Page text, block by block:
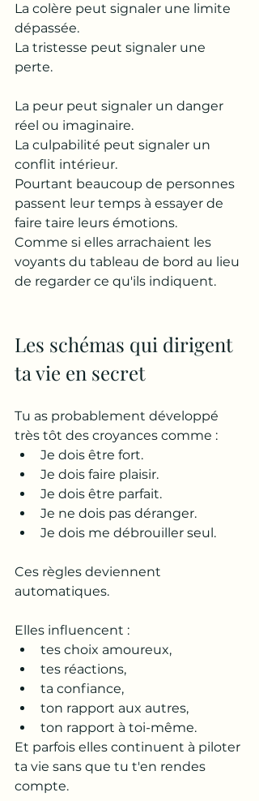
La colère peut signaler une limite
dépassée.
La tristesse peut signaler une
perte.
La peur peut signaler un danger
réel ou imaginaire.
La culpabilité peut signaler un
conflit intérieur.
Pourtant beaucoup de personnes
passent leur temps à essayer de
faire taire leurs émotions.
Comme si elles arrachaient les
voyants du tableau de bord au lieu
de regarder ce qu'ils indiquent.
Les schémas qui dirigent
ta vie en secret
Tu as probablement développé
très tôt des croyances comme :
Je dois être fort.
Je dois faire plaisir.
Je dois être parfait.
Je ne dois pas déranger.
Je dois me débrouiller seul.
Ces règles deviennent
automatiques.
Elles influencent :
tes choix amoureux,
tes réactions,
ta confiance,
ton rapport aux autres,
ton rapport à toi-même.
Et parfois elles continuent à piloter
ta vie sans que tu t'en rendes
compte.